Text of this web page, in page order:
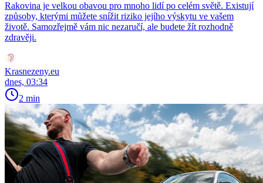
Rakovina je velkou obavou pro mnoho lidí po celém světě. Existují
způsoby, kterými můžete snížit riziko jejího výskytu ve vašem
životě. Samozřejmě vám nic nezaručí, ale budete žít rozhodně
zdravěji.
Krasnezeny.eu
dnes, 03:34
2 min